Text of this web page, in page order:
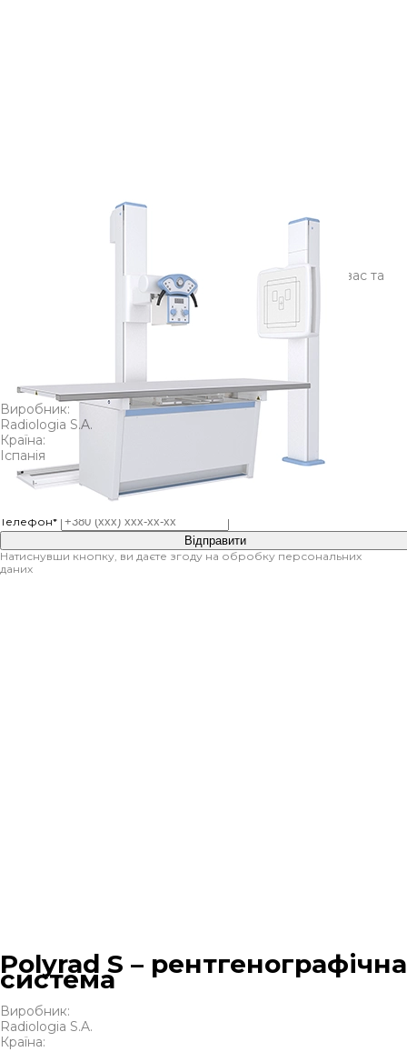
Залиште заявку на товар, щоб ми проконсультували вас та
Polyrad S
Виробник:
Radiologia S.A.
Країна:
Іспанія
Телефон*
Відправити
Натиснувши кнопку, ви даєте згоду на обробку персональних
даних
Polyrad S – рентгенографічна
система
Виробник:
Radiologia S.A.
Країна: